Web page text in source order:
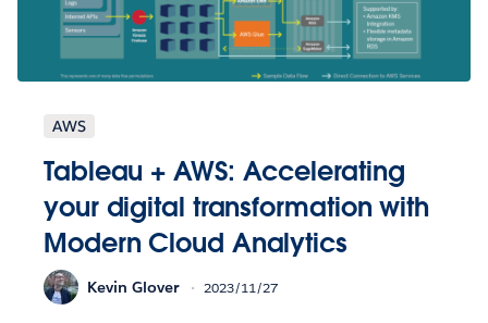
AWS
Tableau + AWS: Accelerating
your digital transformation with
Modern Cloud Analytics
Kevin Glover 2023/11/27